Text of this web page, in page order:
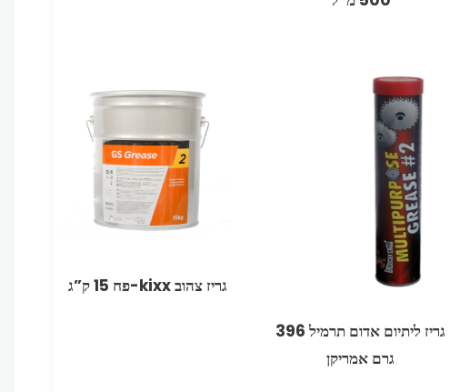
גריז ליתיום אדום תרמיל 396
גרם אמריקן
גריז צהוב kixx-פח 15 ק”ג